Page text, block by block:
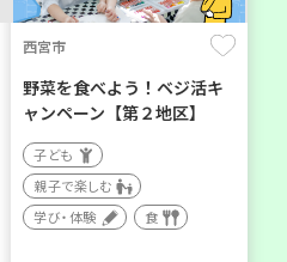
西宮市
野菜を食べよう！ベジ活キ
ャンペーン【第２地区】
子ども
親子で楽しむ
学び・体験
食